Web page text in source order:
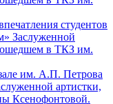
студентов
Заслуженной
в ТКЗ им.